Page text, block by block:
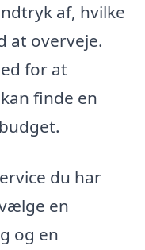
af, hvilke
at overveje.
for at
finde en
du har
en
og en